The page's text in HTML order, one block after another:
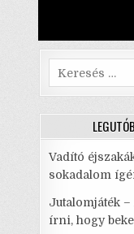
Search
for:
Vadító
sokadalom
Jutalomjáték –
írni, hogy